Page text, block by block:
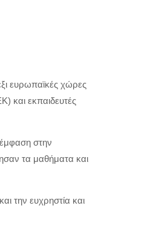
ευρωπαϊκές χώρες
και εκπαιδευτές
στην
τα μαθήματα και
την ευχρηστία και